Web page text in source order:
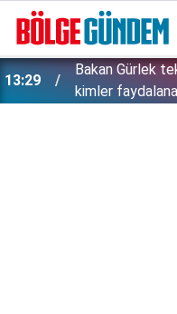
13:29
Bakan Gürlek
kimler